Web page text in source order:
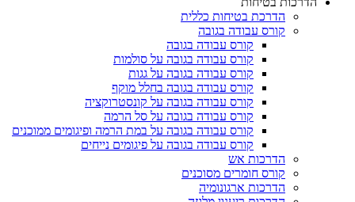
הדרכת בטיחות כללית
קורס עבודה בגובה
קורס עבודה בגובה
קורס עבודה בגובה על סולמות
קורס עבודה בגובה על גגות
קורס עבודה בגובה בחלל מוקף
קורס עבודה בגובה על קונסטרוקציה
קורס עבודה בגובה על סל הרמה
קורס עבודה בגובה על במת הרמה ופיגומים ממוכנים
קורס עבודה בגובה על פיגומים נייחים
הדרכות אש
קורס חומרים מסוכנים
הדרכות ארגונומיה